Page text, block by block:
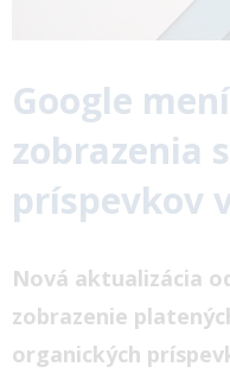
Google
zobrazenia
príspevkov
Nová aktualizácia
zobrazenie
organických